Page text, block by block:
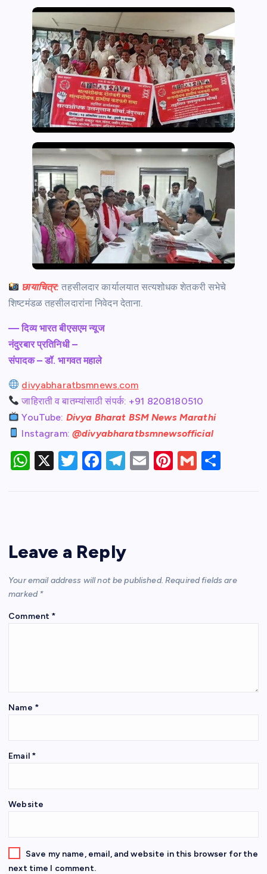
छायाचित्र: तहसीलदार कार्यालयात सत्यशोधक शेतकरी सभेचे
शिष्टमंडळ तहसीलदारांना निवेदन देताना.
— दिव्य भारत बीएसएम न्यूज
नंदुरबार प्रतिनिधी –
संपादक – डॉ. भागवत महाले
divyabharatbsmnews.com
जाहिराती व बातम्यांसाठी संपर्क: +91 8208180510
YouTube: Divya Bharat BSM News Marathi
Instagram: @divyabharatbsmnewsofficial
W
p
p
X
T
F
o
o
T
m
E
Pi G
Leave a Reply
Your email address will not be published. Required fields are
marked *
Comment *
Name *
Email *
Website
Save my name, email, and website in this browser for the
next time I comment.